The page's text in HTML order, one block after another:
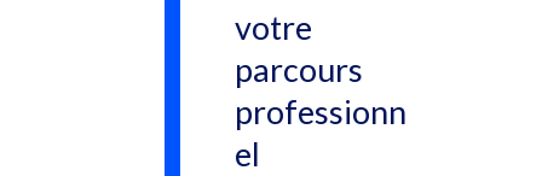
votre
parcours
professionn
el